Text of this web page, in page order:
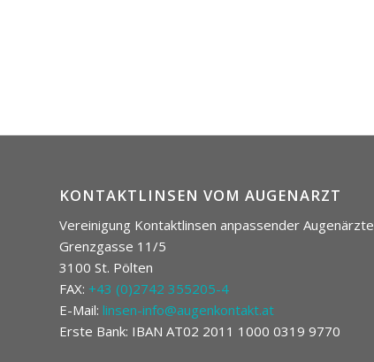
KONTAKTLINSEN VOM AUGENARZT
Vereinigung Kontaktlinsen anpassender Augenärzte
Grenzgasse 11/5
3100 St. Pölten
FAX: +43 (0)2742 355205-4
E-Mail: linsen-info@augenkontakt.at
Erste Bank: IBAN AT02 2011 1000 0319 9770